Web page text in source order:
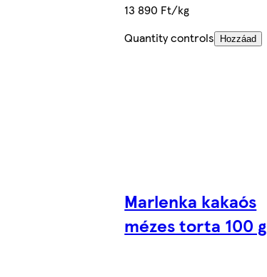
13 890 Ft/kg
Quantity controls
Hozzáad
Marlenka kakaós
mézes torta 100 g